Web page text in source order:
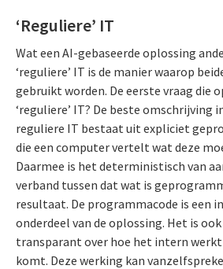
‘Reguliere’ IT
Wat een AI-gebaseerde oplossing
‘reguliere’ IT is de manier waarop
gebruikt worden. De eerste vraag die
‘reguliere’ IT? De beste omschrijving
reguliere IT bestaat uit expliciet
die een computer vertelt wat deze
Daarmee is het deterministisch van
verband tussen dat wat is
resultaat. De programmacode is een
onderdeel van de oplossing. Het is
transparant over hoe het intern
komt. Deze werking kan